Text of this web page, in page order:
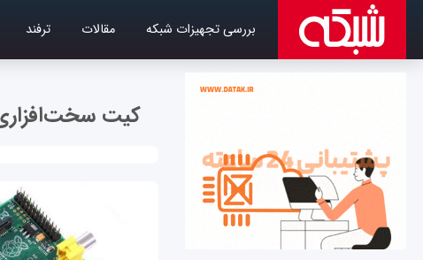
بررسی تجهیزات شبکه مقالات ترفند
کیت